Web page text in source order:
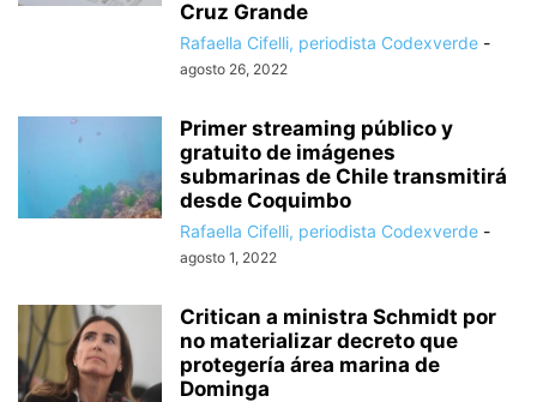
Cruz Grande
Rafaella Cifelli, periodista Codexverde -
agosto 26, 2022
Primer streaming público y
gratuito de imágenes
submarinas de Chile transmitirá
desde Coquimbo
Rafaella Cifelli, periodista Codexverde -
agosto 1, 2022
Critican a ministra Schmidt por
no materializar decreto que
protegería área marina de
Dominga